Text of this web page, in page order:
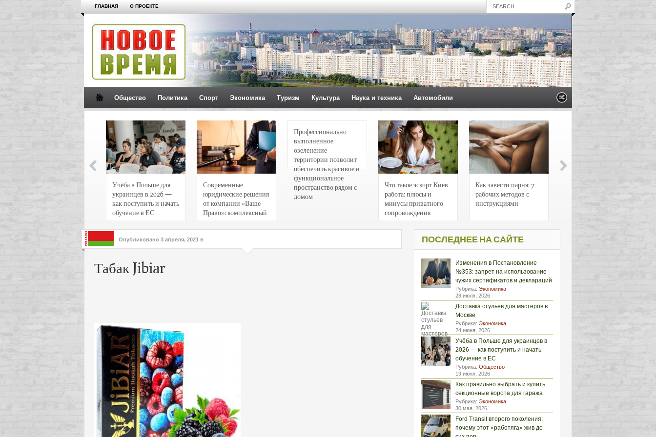
ГЛАВНАЯ О ПРОЕКТЕ
Общество Политика Спорт Экономика Туризм Культура Наука и техника Автомобили
Учёба в Польше для
украинцев в 2026 —
как поступить и начать
обучение в ЕС
Современные
юридические решения
от компании «Ваше
Право»: комплексный
интересов клиентов
Профессионально
выполненное
озеленение
территории позволит
обеспечить красивое и
функциональное
пространство рядом с
домом
Что такое эскорт Киев
работа: плюсы и
минусы приватного
сопровождения
Как завести парня: 7
рабочих методов с
инструкциями
Опубликовано 3 апреля, 2021 в
Табак Jibiar
ПОСЛЕДНЕЕ НА САЙТЕ
Изменения в Постановление
№353: запрет на использование
чужих сертификатов и деклараций
Рубрика: Экономика
28 июля, 2026
Доставка стульев для мастеров в
Москве
Рубрика: Экономика
24 июня, 2026
Учёба в Польше для украинцев в
2026 — как поступить и начать
обучение в ЕС
Рубрика: Общество
19 июня, 2026
Как правильно выбрать и купить
секционные ворота для гаража
Рубрика: Экономика
30 мая, 2026
Ford Transit второго поколения:
почему этот «работяга» жив до